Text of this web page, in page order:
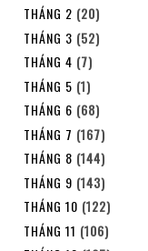
THÁNG 2 (20)
THÁNG 3 (52)
THÁNG 4 (7)
THÁNG 5 (1)
THÁNG 6 (68)
THÁNG 7 (167)
THÁNG 8 (144)
THÁNG 9 (143)
THÁNG 10 (122)
THÁNG 11 (106)